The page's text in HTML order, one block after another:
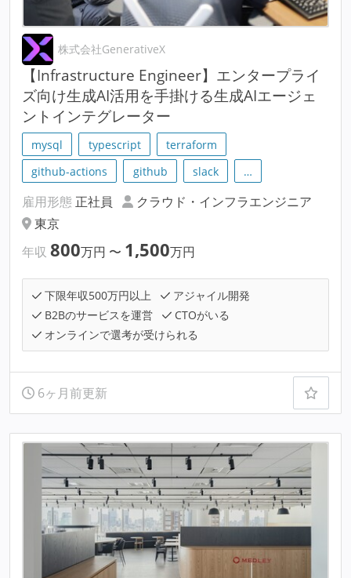
株式会社GenerativeX
【Infrastructure Engineer】エンタープライ
ズ向け生成AI活用を手掛ける生成AIエージェ
ントインテグレーター
mysql typescript
terraform
github-actions
github slack …
雇用形態 正社員
クラウド・インフラエンジニア
東京
年収 800万円 〜 1,500万円
下限年収500万円以上
アジャイル開発
B2Bのサービスを運営
CTOがいる
オンラインで選考が受けられる
6ヶ月前更新